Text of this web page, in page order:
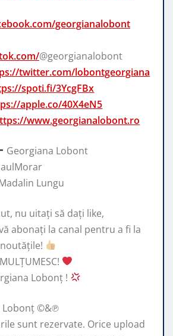
georgianalobont
@georgianalobont
twitter.com/lobontgeorgiana
spoti.fi/3YcgFBx
apple.co/40X4eN5
www.georgianalobont.ro
Georgiana Lobont
Lungu
nu uitați să dați like,
abonați la canal pentru a fi la
Lobonț !
Lobonț ©&℗
sunt rezervate. Orice upload